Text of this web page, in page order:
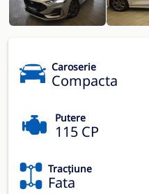
Caroserie
Compacta
Putere
115 CP
Tracțiune
Fata